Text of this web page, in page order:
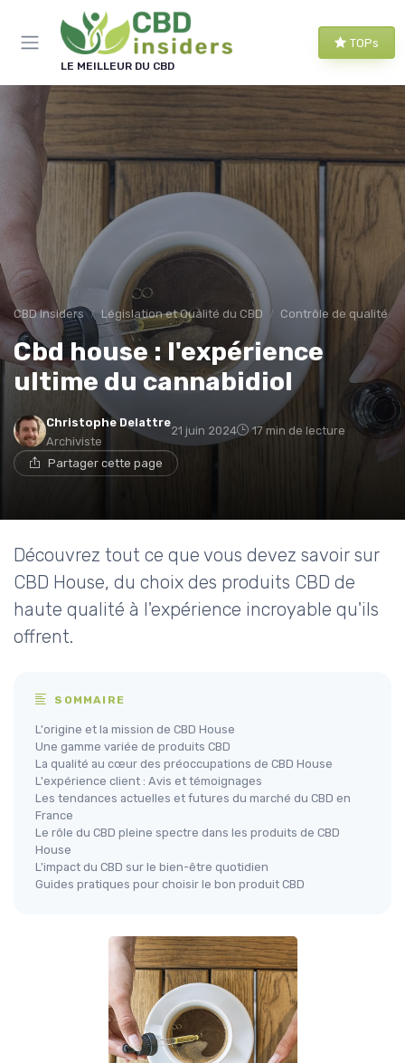
LE MEILLEUR DU CBD
TOPs
CBD Insiders Législation et Qualité du CBD Contrôle de qualité
Cbd house : l'expérience
ultime du cannabidiol
Christophe Delattre
Archiviste
21 juin 2024 17 min de lecture
Partager cette page
Découvrez tout ce que vous devez savoir sur
CBD House, du choix des produits CBD de
haute qualité à l'expérience incroyable qu'ils
offrent.
SOMMAIRE
L'origine et la mission de CBD House
Une gamme variée de produits CBD
La qualité au cœur des préoccupations de CBD House
L'expérience client : Avis et témoignages
Les tendances actuelles et futures du marché du CBD en
France
Le rôle du CBD pleine spectre dans les produits de CBD
House
L'impact du CBD sur le bien-être quotidien
Guides pratiques pour choisir le bon produit CBD
Panneau de gestion des cookies